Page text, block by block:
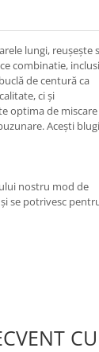
lungi, reușește
combinatie,
de centură ca
ci și
optima de miscare
Acești blugi
nostru mod de
se potrivesc